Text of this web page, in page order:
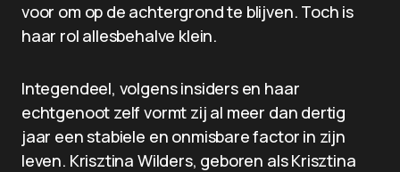
voor om op de achtergrond te blijven. Toch is
haar rol allesbehalve klein.
Integendeel, volgens insiders en haar
echtgenoot zelf vormt zij al meer dan dertig
jaar een stabiele en onmisbare factor in zijn
leven. Krisztina Wilders, geboren als Krisztina